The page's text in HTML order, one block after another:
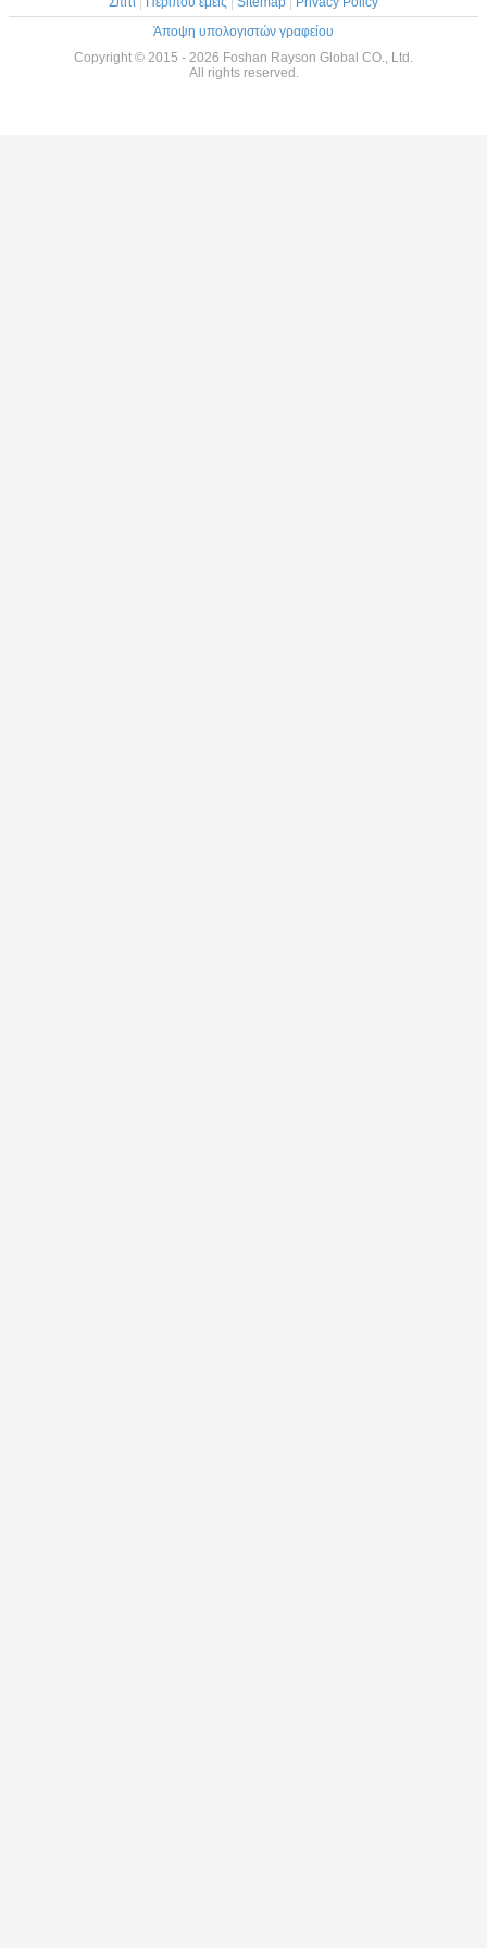
Άποψη υπολογιστών γραφείου
Copyright © 2015 - 2026 Foshan Rayson Global CO., Ltd.
All rights reserved.